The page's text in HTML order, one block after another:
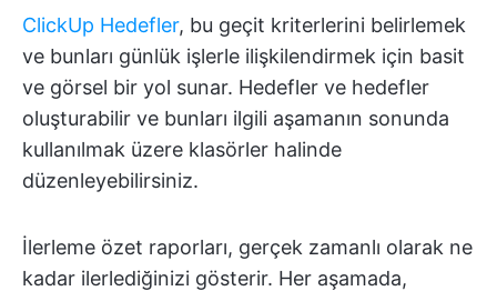
ClickUp Hedefler, bu geçit kriterlerini belirlemek
ve bunları günlük işlerle ilişkilendirmek için basit
ve görsel bir yol sunar. Hedefler ve hedefler
oluşturabilir ve bunları ilgili aşamanın sonunda
kullanılmak üzere klasörler halinde
düzenleyebilirsiniz.
İlerleme özet raporları, gerçek zamanlı olarak ne
kadar ilerlediğinizi gösterir. Her aşamada,